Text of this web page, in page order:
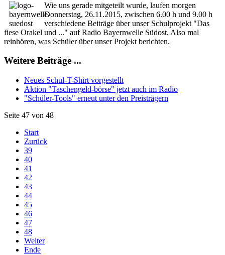
Wie uns gerade mitgeteilt wurde, laufen morgen
Donnerstag, 26.11.2015, zwischen 6.00 h und 9.00 h
verschiedene Beiträge über unser Schulprojekt "Das
fiese Orakel und ..." auf Radio Bayernwelle Südost. Also mal
reinhören, was Schüler über unser Projekt berichten.
Weitere Beiträge ...
Neues Schul-T-Shirt vorgestellt
Aktion "Taschengeld-börse" jetzt auch im Radio
"Schüler-Tools" erneut unter den Preisträgern
Seite 47 von 48
Start
Zurück
39
40
41
42
43
44
45
46
47
48
Weiter
Ende